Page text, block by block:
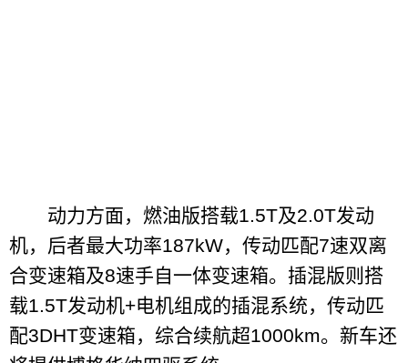
动力方面，燃油版搭载1.5T及2.0T发动
机，后者最大功率187kW，传动匹配7速双离
合变速箱及8速手自一体变速箱。插混版则搭
载1.5T发动机+电机组成的插混系统，传动匹
配3DHT变速箱，综合续航超1000km。新车还